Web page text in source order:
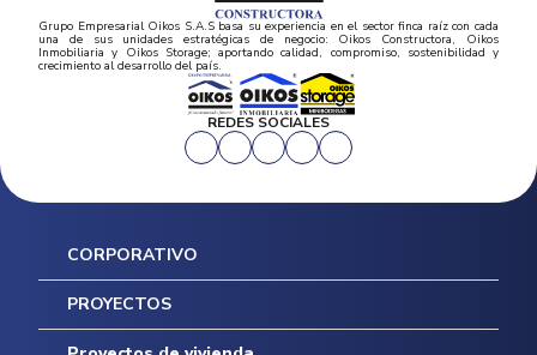
Grupo Empresarial Oikos S.A.S basa su experiencia en el sector finca raíz con cada
una de sus unidades estratégicas de negocio: Oikos Constructora, Oikos
Inmobiliaria y Oikos Storage; aportando calidad, compromiso, sostenibilidad y
crecimiento al desarrollo del país.
REDES SOCIALES
CORPORATIVO
Inicio
Mapa del sitio
Postventas
PROYECTOS